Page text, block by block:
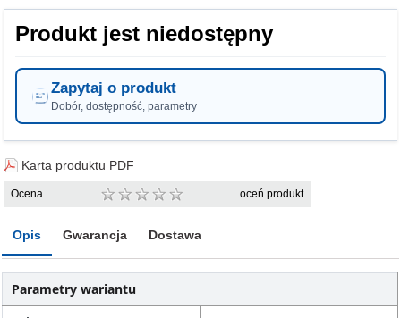
Produkt jest niedostępny
Zapytaj o produkt
Dobór, dostępność, parametry
Karta produktu PDF
Ocena oceń produkt
Opis Gwarancja Dostawa
Parametry wariantu